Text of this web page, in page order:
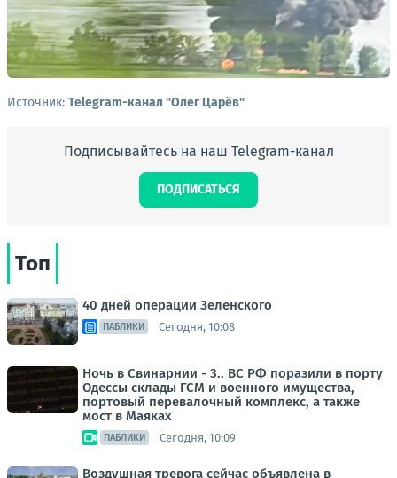
Источник: Telegram-канал "Олег Царёв"
Подписывайтесь на наш Telegram-канал
ПОДПИСАТЬСЯ
Топ
40 дней операции Зеленского
ПАБЛИКИ Сегодня, 10:08
Ночь в Свинарнии - 3.. ВС РФ поразили в порту
Одессы склады ГСМ и военного имущества,
портовый перевалочный комплекс, а также
мост в Маяках
ПАБЛИКИ Сегодня, 10:09
Воздушная тревога сейчас объявлена в